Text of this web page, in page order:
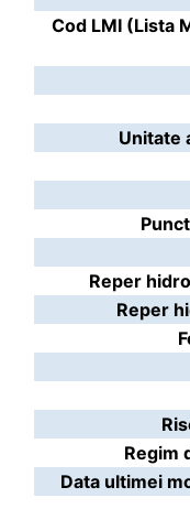
Cod LMI (Lista
Unitate
Reper
Reper
Regim
Data ultimei